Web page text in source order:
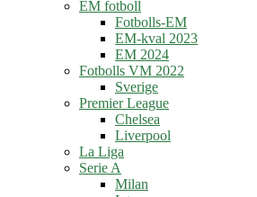
EM fotboll
Fotbolls-EM
EM-kval 2023
EM 2024
Fotbolls VM 2022
Sverige
Premier League
Chelsea
Liverpool
La Liga
Serie A
Milan